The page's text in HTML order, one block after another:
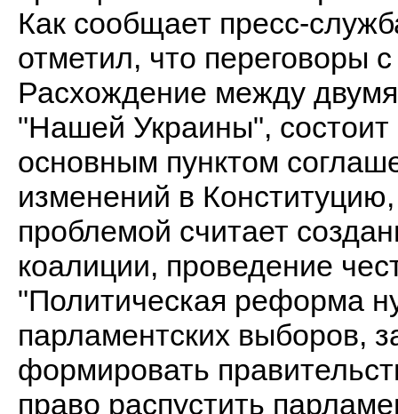
Как сообщает пресс-
отметил, что переговоры
Расхождение между
"Нашей Украины",
основным пунктом
изменений в
проблемой считает
коалиции, проведение
"Политическая реформа
парламентских выборов,
формировать
право распустить